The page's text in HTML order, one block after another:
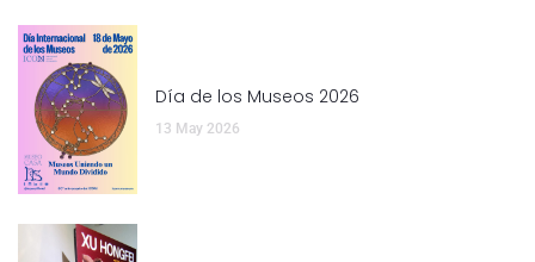
Día de los Museos 2026
13 May 2026